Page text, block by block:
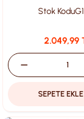
Stok Kodu
2.049,99
SEPETE EKLE